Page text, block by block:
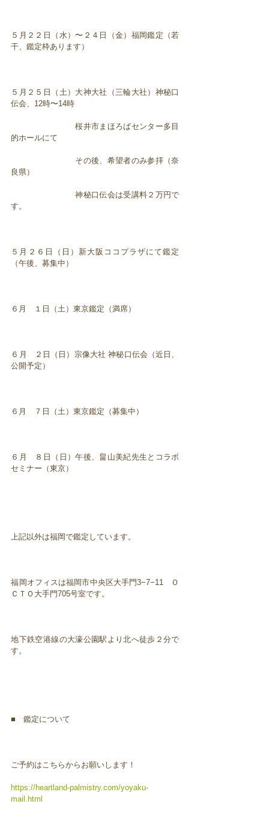
５月２２日（水）〜２４日（金）福岡鑑定（若
干、鑑定枠あります）
５月２５日（土）大神大社（三輪大社）神秘口
伝会、12時〜14時
桜井市まほろばセンター多目
的ホールにて
その後、希望者のみ参拝（奈
良県）
神秘口伝会は受講料２万円で
す。
５月２６日（日）新大阪ココプラザにて鑑定
（午後、募集中）
６月 １日（土）東京鑑定（満席）
６月 ２日（日）宗像大社 神秘口伝会（近日、
公開予定）
６月 ７日（土）東京鑑定（募集中）
６月 ８日（日）午後、畠山美紀先生とコラボ
セミナー（東京）
上記以外は福岡で鑑定しています。
福岡オフィスは福岡市中央区大手門3−7−11 Ｏ
ＣＴＯ大手門705号室です。
地下鉄空港線の大濠公園駅より北へ徒歩２分で
す。
■ 鑑定について
ご予約はこちらからお願いします！
https://heartland-palmistry.com/yoyaku-
mail.html